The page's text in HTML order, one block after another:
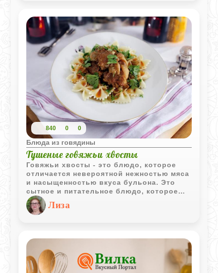
840 0 0
Блюда из говядины
Тушеные говяжьи хвосты
Говяжьи хвосты - это блюдо, которое
отличается невероятной нежностью мяса
и насыщенностью вкуса бульона. Это
сытное и питательное блюдо, которое
готовится довольно долго, но результат
того стоит. Мясо становится настолько
мягким, что легко отделяется от костей.
не слишком жирные.
Лиза